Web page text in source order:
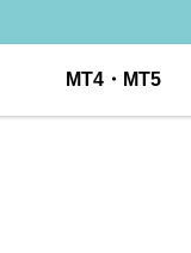
MT4・MT5